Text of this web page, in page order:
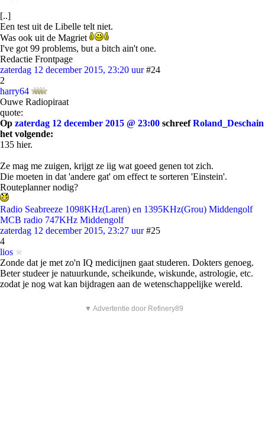
[..]
Een test uit de Libelle telt niet.
Was ook uit de Magriet
I've got 99 problems, but a bitch ain't one.
Redactie Frontpage
zaterdag 12 december 2015, 23:20 uur #24
2
harry64
Ouwe Radiopiraat
quote:
Op zaterdag 12 december 2015 @ 23:00 schreefRoland_Deschain
het volgende:
135 hier.
Ze mag me zuigen, krijgt ze iig wat goeed genen tot zich.
Die moeten in dat 'andere gat' om effect te sorteren 'Einstein'.
Routeplanner nodig?
Radio Seabreeze 1098KHz(Laren) en 1395KHz(Grou) Middengolf
MCB radio 747KHz Middengolf
zaterdag 12 december 2015, 23:27 uur #25
4
lios
Zonde dat je met zo'n IQ medicijnen gaat studeren. Dokters genoeg.
Beter studeer je natuurkunde, scheikunde, wiskunde, astrologie, etc.
zodat je nog wat kan bijdragen aan de wetenschappelijke wereld.
▼ Advertentie door Refinery89